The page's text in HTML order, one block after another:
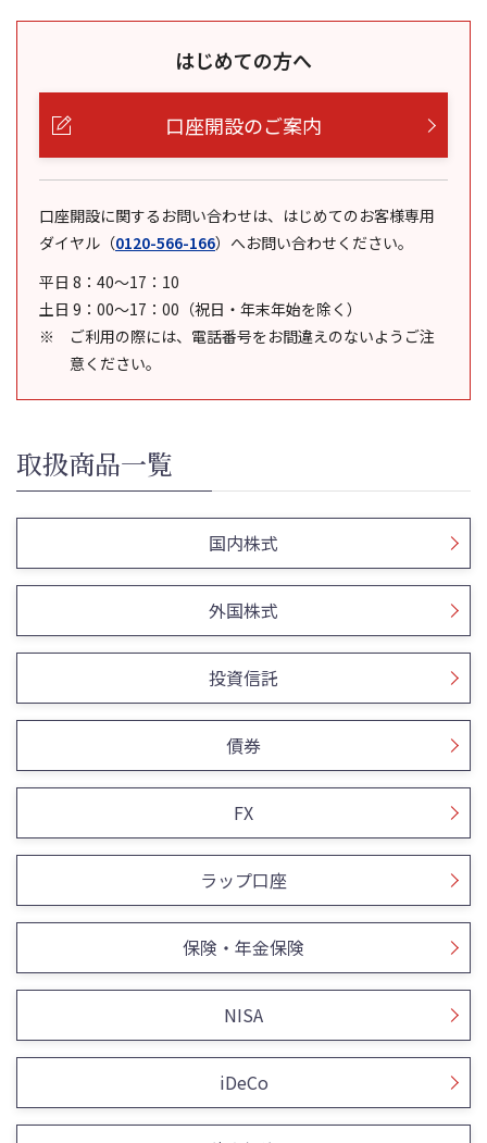
はじめての方へ
口座開設のご案内
口座開設に関するお問い合わせは、はじめてのお客様専用
ダイヤル （0120-566-166） へお問い合わせください。
平日 8：40～17：10
土日 9：00～17：00（祝日・年末年始を除く）
ご利用の際には、電話番号をお間違えのないようご注
意ください。
取扱商品一覧
国内株式
外国株式
投資信託
債券
FX
ラップ口座
保険・年金保険
NISA
iDeCo